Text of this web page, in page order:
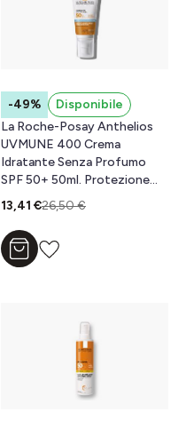
-49%
Disponibile
La Roche-Posay Anthelios
UVMUNE 400 Crema
Idratante Senza Profumo
SPF 50+ 50ml. Protezione
solare idratante.
13,41 €26,50 €
Aggiungi al carrello